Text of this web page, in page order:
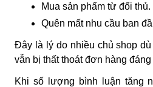
Mua sản phẩm từ đối thủ.
Quên mất nhu cầu ban
Đây là lý do nhiều chủ shop
vẫn bị thất thoát đơn hàng đáng
Khi số lượng bình luận tăng